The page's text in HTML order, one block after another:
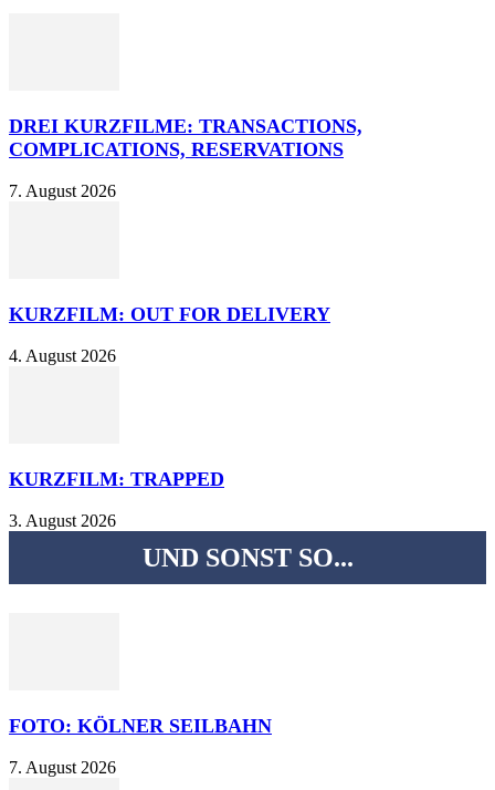
DREI KURZFILME: TRANSACTIONS,
COMPLICATIONS, RESERVATIONS
7. August 2026
KURZFILM: OUT FOR DELIVERY
4. August 2026
KURZFILM: TRAPPED
3. August 2026
UND SONST SO...
FOTO: KÖLNER SEILBAHN
7. August 2026